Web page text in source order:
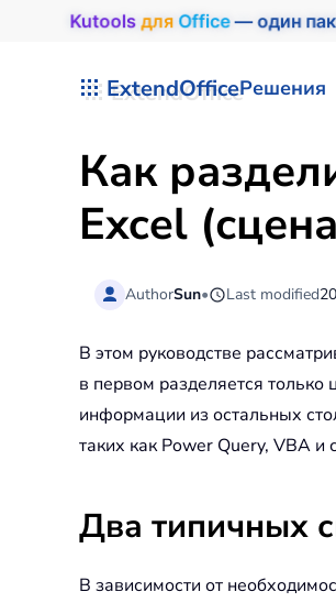
Kutools для Office— один
ExtendOfficeРешения
Как
Excel
AuthorSun• Last modified
В этом руководстве
в первом разделяется
информации из остальных
таких как Power Query, VBA и
Два типичных
В зависимости от